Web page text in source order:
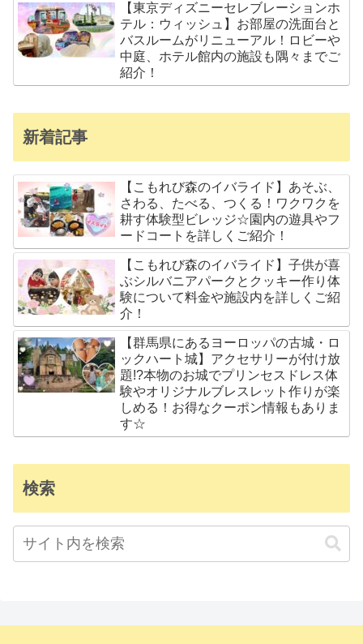
【東京ディズニーセレブレーションホ
テル：ウィッシュ】お部屋の洗面台と
バスルームがリニューアル！ロビーや
中庭、ホテル館内の施設も隅々までご
紹介！
新着記事
【こもれび森のイバライド】あそぶ、
さわる、たべる、つくる！ワクワクを
耕す体験型ビレッジ☆園内の遊具やフ
ードコートを詳しくご紹介！
【こもれび森のイバライド】子供が喜
ぶシルバニアパークとクッキー作り体
験について料金や施設内を詳しくご紹
介！
【群馬県にあるヨーロッパの古城・ロ
ックハート城】アクセサリーが付け放
題!?本物のお城でプリンセスドレス体
験やオリジナルブレスレット作りが楽
しめる！お得なクーポン情報もありま
す☆
検索